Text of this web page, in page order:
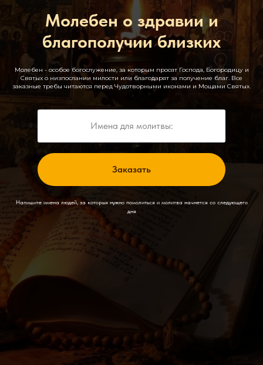
Молебен о здравии и
благополучии близких
Молебен - особое богослужение, за которым просят Господа, Богородицу и
Святых о низпослании милости или благодарят за получение благ. Все
заказные требы читаются перед Чудотворными иконами и Мощами Святых.
Имена для молитвы:
Заказать
Напишите имена людей, за которых нужно помолиться и молитва начнется со следующего
дня